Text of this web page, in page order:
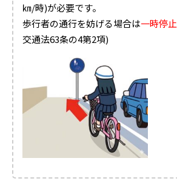
㎞/時)が必要です。
歩行者の通行を妨げる場合は一時停止
交通法63条の4第2項)